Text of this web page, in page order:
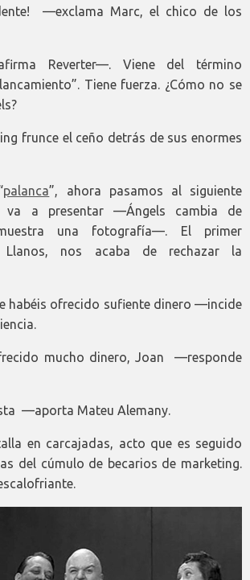
—exclama Marc, el chico de los
Reverter—. Viene del término
Tiene fuerza. ¿Cómo no se
frunce el ceño detrás de sus enormes
palanca”, ahora pasamos al siguiente
va a presentar —Ángels cambia de
una fotografía—. El primer
Llanos, nos acaba de rechazar la
habéis ofrecido sufiente dinero —incide
mucho dinero, Joan ­ —responde
—aporta Mateu Alemany.
en carcajadas, acto que es seguido
del cúmulo de becarios de marketing.